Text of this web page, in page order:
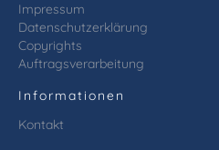
Impressum
Datenschutzerklärung
Copyrights
Auftragsverarbeitung
Informationen
Kontakt